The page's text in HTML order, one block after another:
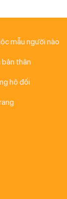
mẫu người nào
thân
hộ đối